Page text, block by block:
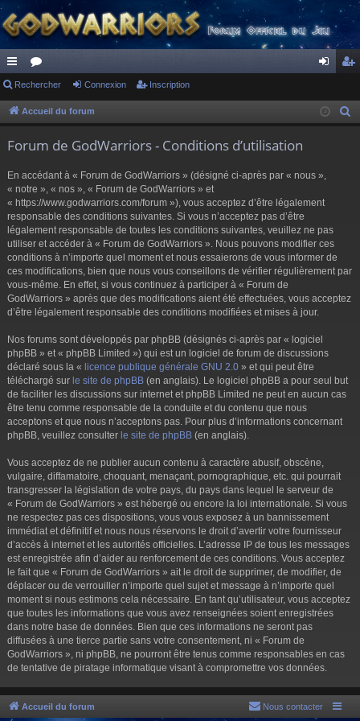
ac
co
s
or
u ne cri
Rechercher Connexion Inscription
Accueil du forum
Forum de GodWarriors - Conditions d’utilisation
En accédant à « Forum de GodWarriors » (désigné ci-après par « nous »,
« notre », « nos », « Forum de GodWarriors » et
« https://www.godwarriors.com/forum »), vous acceptez d’être légalement
responsable des conditions suivantes. Si vous n’acceptez pas d’être
légalement responsable de toutes les conditions suivantes, veuillez ne pas
utiliser et accéder à « Forum de GodWarriors ». Nous pouvons modifier ces
conditions à n’importe quel moment et nous essaierons de vous informer de
ces modifications, bien que nous vous conseillons de vérifier régulièrement par
vous-même. En effet, si vous continuez à participer à « Forum de
GodWarriors » après que des modifications aient été effectuées, vous acceptez
d’être légalement responsable des conditions modifiées et mises à jour.
Nos forums sont développés par phpBB (désignés ci-après par « logiciel
phpBB » et « phpBB Limited ») qui est un logiciel de forum de discussions
déclaré sous la « licence publique générale GNU 2.0 » et qui peut être
téléchargé sur le site de phpBB (en anglais). Le logiciel phpBB a pour seul but
de faciliter les discussions sur internet et phpBB Limited ne peut en aucun cas
être tenu comme responsable de la conduite et du contenu que nous
acceptons et que nous n’acceptons pas. Pour plus d’informations concernant
phpBB, veuillez consulter le site de phpBB (en anglais).
Vous acceptez de ne publier aucun contenu à caractère abusif, obscène,
vulgaire, diffamatoire, choquant, menaçant, pornographique, etc. qui pourrait
transgresser la législation de votre pays, du pays dans lequel le serveur de
« Forum de GodWarriors » est hébergé ou encore la loi internationale. Si vous
ne respectez pas ces dispositions, vous vous exposez à un bannissement
immédiat et définitif et nous nous réservons le droit d’avertir votre fournisseur
d’accès à internet et les autorités officielles. L’adresse IP de tous les messages
est enregistrée afin d’aider au renforcement de ces conditions. Vous acceptez
le fait que « Forum de GodWarriors » ait le droit de supprimer, de modifier, de
déplacer ou de verrouiller n’importe quel sujet et message à n’importe quel
moment si nous estimons cela nécessaire. En tant qu’utilisateur, vous acceptez
que toutes les informations que vous avez renseignées soient enregistrées
dans notre base de données. Bien que ces informations ne seront pas
diffusées à une tierce partie sans votre consentement, ni « Forum de
GodWarriors », ni phpBB, ne pourront être tenus comme responsables en cas
de tentative de piratage informatique visant à compromettre vos données.
Accueil du forum Nous contacter